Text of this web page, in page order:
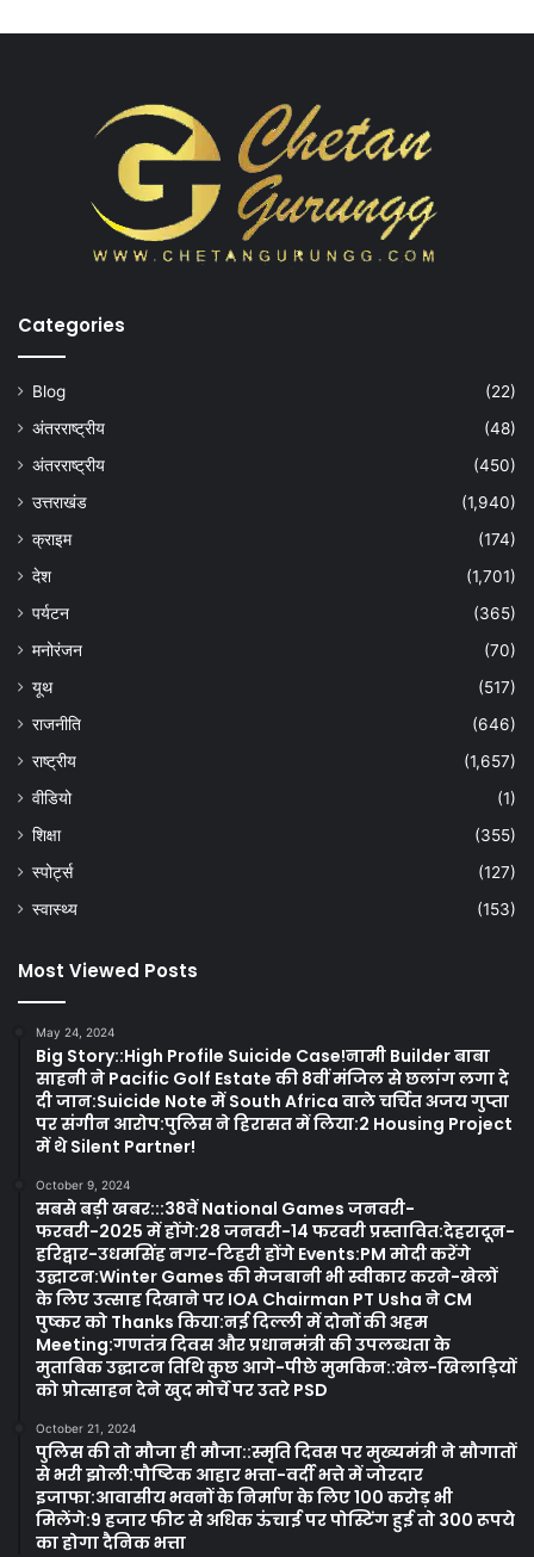
Categories
Blog
(22)
अंतरराष्ट्रीय
(48)
अंतरराष्ट्रीय
(450)
उत्तराखंड
(1,940)
क्राइम
(174)
देश
(1,701)
पर्यटन
(365)
मनोरंजन
(70)
यूथ
(517)
राजनीति
(646)
राष्ट्रीय
(1,657)
वीडियो
(1)
शिक्षा
(355)
स्पोर्ट्स
(127)
स्वास्थ्य
(153)
Most Viewed Posts
May 24, 2024
Big Story::High Profile Suicide Case!नामी Builder बाबा
साहनी ने Pacific Golf Estate की 8वीं मंजिल से छलांग लगा दे
दी जान:Suicide Note में South Africa वाले चर्चित अजय गुप्ता
पर संगीन आरोप:पुलिस ने हिरासत में लिया:2 Housing Project
में थे Silent Partner!
October 9, 2024
सबसे बड़ी खबर:::38वें National Games जनवरी-
फरवरी-2025 में होंगे:28 जनवरी-14 फरवरी प्रस्तावित:देहरादून-
हरिद्वार-उधमसिंह नगर-टिहरी होंगे Events:PM मोदी करेंगे
उद्घाटन:Winter Games की मेजबानी भी स्वीकार करने-खेलों
के लिए उत्साह दिखाने पर IOA Chairman PT Usha ने CM
पुष्कर को Thanks किया:नई दिल्ली में दोनों की अहम
Meeting:गणतंत्र दिवस और प्रधानमंत्री की उपलब्धता के
मुताबिक उद्घाटन तिथि कुछ आगे-पीछे मुमकिन::खेल-खिलाड़ियों
को प्रोत्साहन देने खुद मोर्चे पर उतरे PSD
October 21, 2024
पुलिस की तो मौजा ही मौजा::स्मृति दिवस पर मुख्यमंत्री ने सौगातों
से भरी झोली:पौष्टिक आहार भत्ता-वर्दी भत्ते में जोरदार
इजाफा:आवासीय भवनों के निर्माण के लिए 100 करोड़ भी
मिलेंगे:9 हजार फीट से अधिक ऊंचाई पर पोस्टिंग हुई तो 300 रूपये
का होगा दैनिक भत्ता